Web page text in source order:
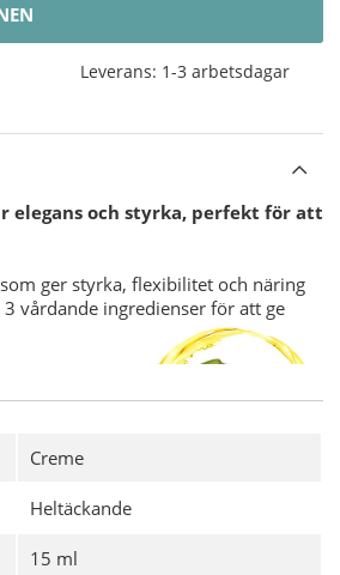
Leverans: 1-3 arbetsdagar
elegans och styrka, perfekt för att
ger styrka, flexibilitet och näring
vårdande ingredienser för att ge
i nagellacket.
Creme
Heltäckande
15 ml